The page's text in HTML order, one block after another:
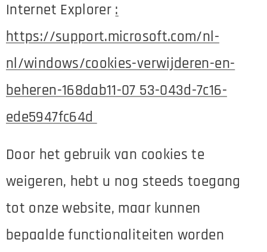
Internet Explorer :
https://support.microsoft.com/nl-
nl/windows/cookies-verwijderen-en-
beheren-168dab11-07 53-043d-7c16-
ede5947fc64d
Door het gebruik van cookies te
weigeren, hebt u nog steeds toegang
tot onze website, maar kunnen
bepaalde functionaliteiten worden